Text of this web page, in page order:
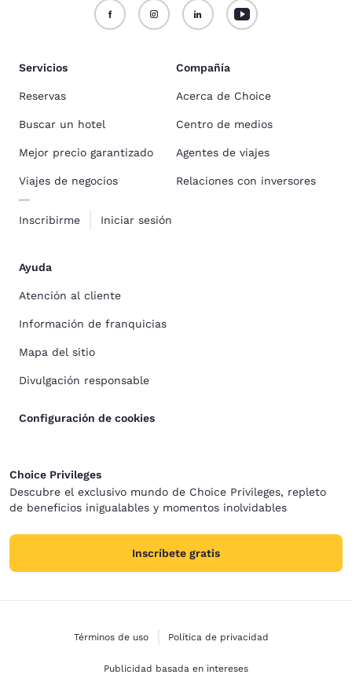
Servicios
Reservas
Buscar un hotel
Mejor precio garantizado
Viajes de negocios
Inscribirme Iniciar sesión
Compañía
Acerca de Choice
Centro de medios
Agentes de viajes
Relaciones con inversores
Ayuda
Atención al cliente
Información de franquicias
Mapa del sitio
Divulgación responsable
Configuración de cookies
Choice Privileges
Descubre el exclusivo mundo de Choice Privileges, repleto
de beneficios inigualables y momentos inolvidables
Inscríbete gratis
Términos de uso Política de privacidad
Publicidad basada en intereses